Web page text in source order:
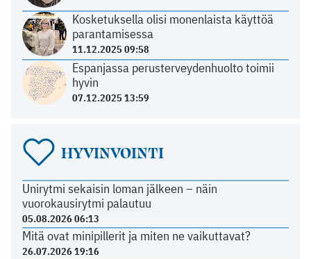
Kosketuksella olisi monenlaista käyttöä
parantamisessa
11.12.2025 09:58
Espanjassa perusterveydenhuolto toimii
hyvin
07.12.2025 13:59
HYVINVOINTI
Unirytmi sekaisin loman jälkeen – näin
vuorokausirytmi palautuu
05.08.2026 06:13
Mitä ovat minipillerit ja miten ne vaikuttavat?
26.07.2026 19:16